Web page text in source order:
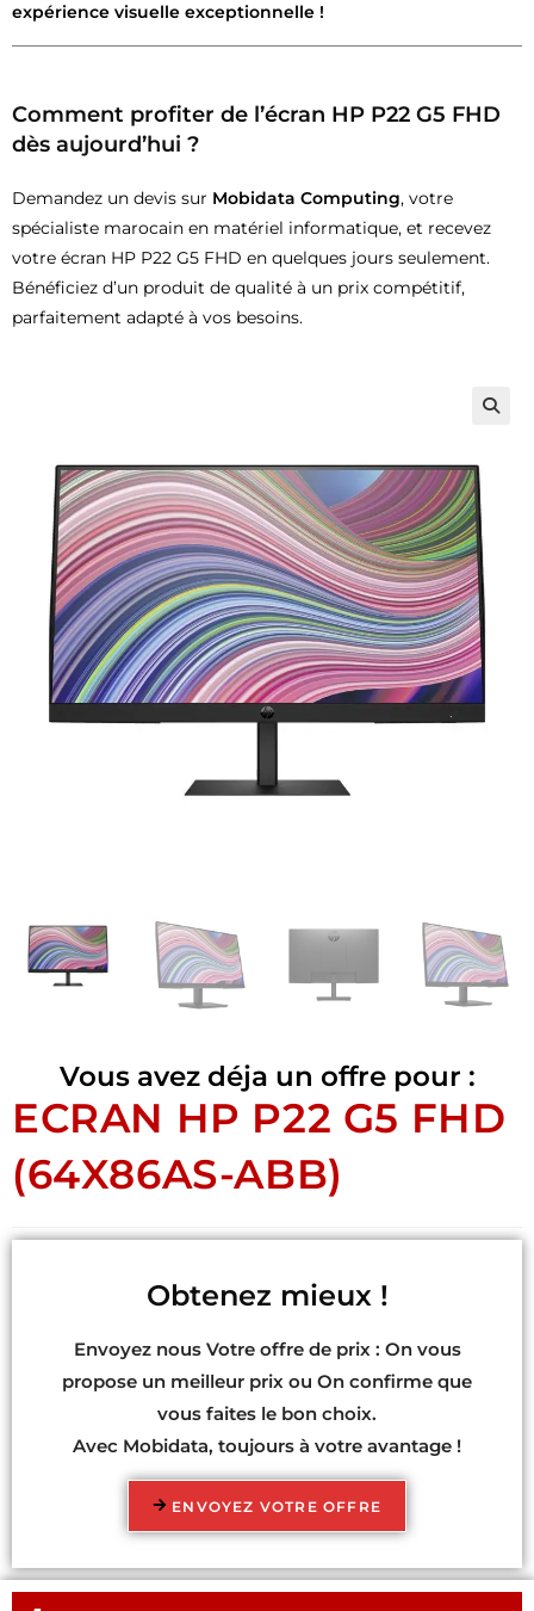
expérience visuelle exceptionnelle !
Comment profiter de l’écran HP P22 G5 FHD
dès aujourd’hui ?
Demandez un devis sur Mobidata Computing, votre
spécialiste marocain en matériel informatique, et recevez
votre écran HP P22 G5 FHD en quelques jours seulement.
Bénéficiez d’un produit de qualité à un prix compétitif,
parfaitement adapté à vos besoins.
Vous avez déja un offre pour :
ECRAN HP P22 G5 FHD
(64X86AS-ABB)
Obtenez mieux !
Envoyez nous Votre offre de prix : On vous
propose un meilleur prix ou On confirme que
vous faites le bon choix.
Avec Mobidata, toujours à votre avantage !
ENVOYEZ VOTRE OFFRE